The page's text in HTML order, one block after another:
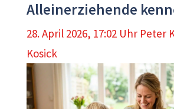
Alleinerziehende
28. April 2026, 17:02 Uhr Peter
Kosick